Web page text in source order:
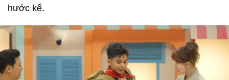
hước kể.